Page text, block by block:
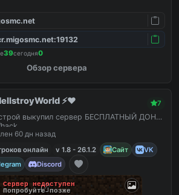
39сегодня0
Обзор сервера
⚡️❤️ 7
выкупил сервер БЕСПЛАТНЫЙ ДОНАТ
60 дн назад
онлайн
v 1.8 - 26.1.2 Сайт
VK
Discord
Сервер недоступен
Попробуйте позже